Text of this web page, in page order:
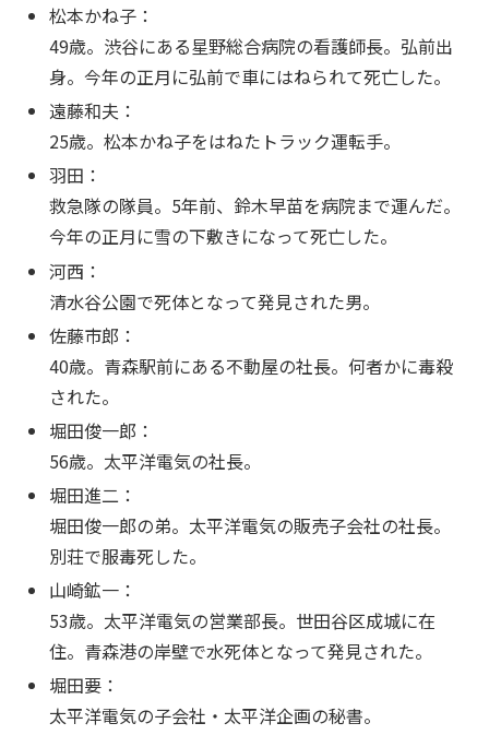
松本かね子：
49歳。渋谷にある星野総合病院の看護師長。弘前出
身。今年の正月に弘前で車にはねられて死亡した。
遠藤和夫：
25歳。松本かね子をはねたトラック運転手。
羽田：
救急隊の隊員。5年前、鈴木早苗を病院まで運んだ。
今年の正月に雪の下敷きになって死亡した。
河西：
清水谷公園で死体となって発見された男。
佐藤市郎：
40歳。青森駅前にある不動屋の社長。何者かに毒殺
された。
堀田俊一郎：
56歳。太平洋電気の社長。
堀田進二：
堀田俊一郎の弟。太平洋電気の販売子会社の社長。
別荘で服毒死した。
山崎鉱一：
53歳。太平洋電気の営業部長。世田谷区成城に在
住。青森港の岸壁で水死体となって発見された。
堀田要：
太平洋電気の子会社・太平洋企画の秘書。